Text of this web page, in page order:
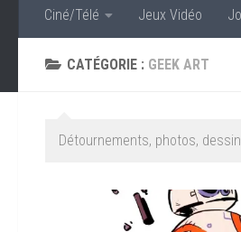
Ciné/Télé Jeux Vidéo
CATÉGORIE : GEEK ART
Détournements, photos,